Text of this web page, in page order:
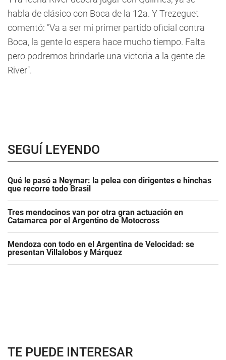
habla de clásico con Boca de la 12a. Y Trezeguet
comentó: "Va a ser mi primer partido oficial contra
Boca, la gente lo espera hace mucho tiempo. Falta
pero podremos brindarle una victoria a la gente de
River".
SEGUÍ LEYENDO
Qué le pasó a Neymar: la pelea con dirigentes e hinchas
que recorre todo Brasil
Tres mendocinos van por otra gran actuación en
Catamarca por el Argentino de Motocross
Mendoza con todo en el Argentina de Velocidad: se
presentan Villalobos y Márquez
TE PUEDE INTERESAR